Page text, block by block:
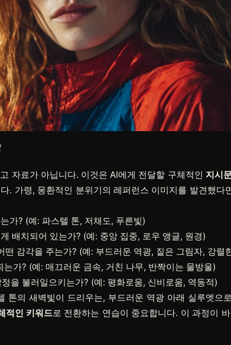
자료가 아닙니다. 이것은 AI에게 전달할 구체적인 지시
. 가령, 몽환적인 분위기의 레퍼런스 이미지를 발견했다
가? (예: 파스텔 톤, 저채도, 푸른빛)
배치되어 있는가? (예: 중앙 집중, 로우 앵글, 원경)
떤 감각을 주는가? (예: 부드러운 역광, 짙은 그림자, 강렬
가? (예: 매끄러운 금속, 거친 나무, 반짝이는 물방울)
을 불러일으키는가? (예: 평화로움, 신비로움, 역동적)
톤의 새벽빛이 드리우는, 부드러운 역광 아래 실루엣으
적인 키워드로 전환하는 연습이 중요합니다. 이 과정이